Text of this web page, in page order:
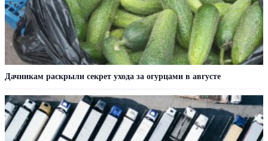
Дачникам раскрыли секрет ухода за огурцами в августе